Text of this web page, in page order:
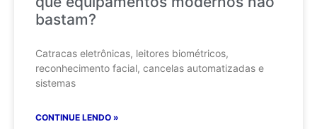
bastam?
Catracas eletrônicas, leitores biométricos,
reconhecimento facial, cancelas automatizadas e
sistemas
CONTINUE LENDO »